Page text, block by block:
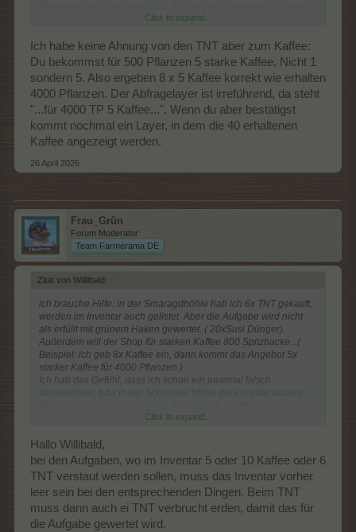
hab ich auch den Verdacht, aus Zeit und Konzentrationsmangel
Vielen Dank für euer offenes Ohr und schönen Sonntag noch.
Willlibald 52480037
Click to expand...
Ich habe keine Ahnung von den TNT aber zum Kaffee:
Du bekommst für 500 Pflanzen 5 starke Kaffee. Nicht 1
sondern 5. Also ergeben 8 x 5 Kaffee korrekt wie erhalten
4000 Pflanzen. Der Abfragelayer ist irreführend, da steht
"...für 4000 TP 5 Kaffee...". Wenn du aber bestätigst
kommt nochmal ein Layer, in dem die 40 erhaltenen
Kaffee angezeigt werden.
26 April 2026
Frau_Grün
Forum Moderator
Team Farmerama DE
Zitat von Willlibald: ↑
ich brauche Hilfe: in der Smaragdhöhle hab ich 6x TNT gekauft,
werden im Inventar auch gelistet. Aber die Aufgabe wird nicht
als erfüllt mit grünem Haken gewertet. ( 20xSusi Dünger).
Außerdem will der Shop für starken Kaffee 800 Spitzhacke...(
Beispiel: ich geb 8x Kaffee ein, dann kommt das Angebot 5x
starker Kaffee für 4000 Pflanzen.)
Ich hab das Gefühl, dass ich schon ein paarmal falsch
hab ich auch den Verdacht, aus Zeit und Konzentrationsmangel
Vielen Dank für euer offenes Ohr und schönen Sonntag noch.
Willlibald 52480037
Click to expand...
Hallo Willibald,
bei den Aufgaben, wo im Inventar 5 oder 10 Kaffee oder 6
TNT verstaut werden sollen, muss das Inventar vorher
leer sein bei den entsprechenden Dingen. Beim TNT
muss dann auch ei TNT verbrucht erden, damit das für
die Aufgabe gewertet wird.